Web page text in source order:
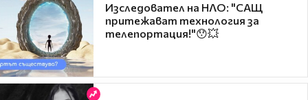
Изследовател на НЛО: "САЩ
притежават технология за
телепортация!"😯💥